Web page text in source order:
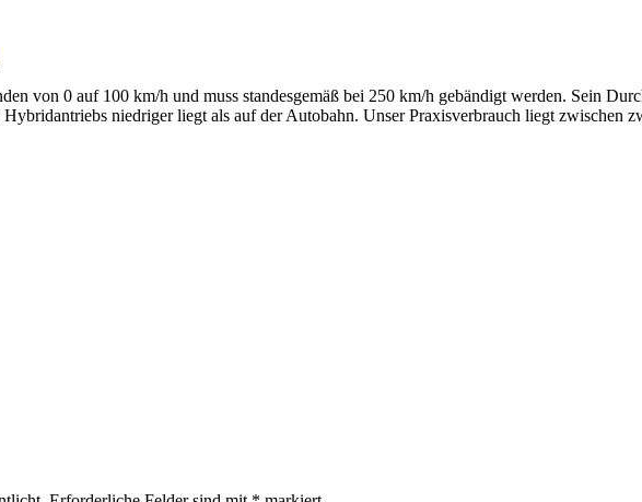
von 0 auf 100 km/h und muss standesgemäß bei 250 km/h gebändigt werden. Sein
Hybridantriebs niedriger liegt als auf der Autobahn. Unser Praxisverbrauch liegt